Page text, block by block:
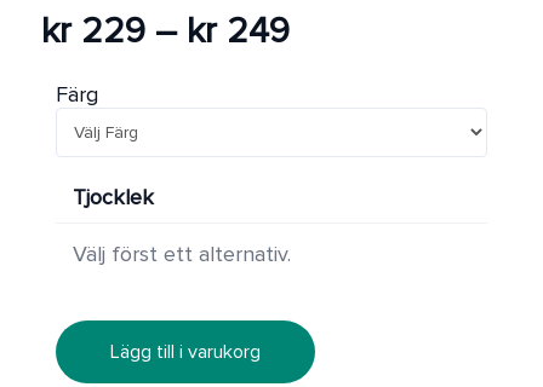
kr229 – kr249Prisintervall:
till
Färg
Tjocklek
Välj först ett alternativ.
Lägg till i varukorg